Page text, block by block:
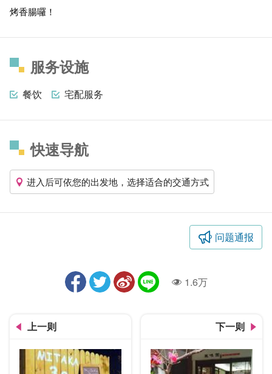
烤香腸囉！
服务设施
餐饮 宅配服务
快速导航
进入后可依您的出发地，选择适合的交通方式
问题通报
人气1.6万
上一则 下一则